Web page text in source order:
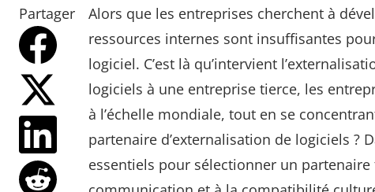
Partager
Alors que les entreprises cherchent à
ressources internes sont insuffisantes
logiciel. C’est là qu’intervient
logiciels à une entreprise tierce, les
à l’échelle mondiale, tout en se
partenaire d’externalisation de logiciels ?
essentiels pour sélectionner un